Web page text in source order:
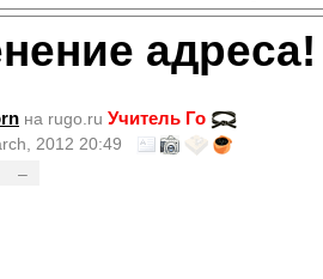
адреса!
на rugo.ru Учитель Го
2012 20:49
–